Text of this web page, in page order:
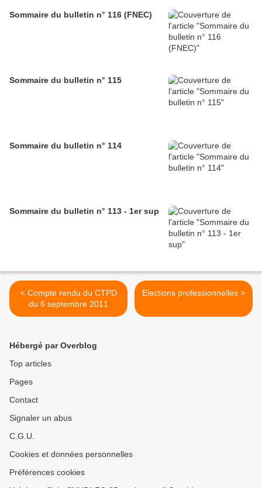
Sommaire du bulletin n° 116 (FNEC)
Sommaire du bulletin n° 115
Sommaire du bulletin n° 114
Sommaire du bulletin n° 113 - 1er sup
< Compte rendu du CTPD
du 6 septembre 2011
Elections professionnelles >
Hébergé par Overblog
Top articles
Pages
Contact
Signaler un abus
C.G.U.
Cookies et données personnelles
Préférences cookies